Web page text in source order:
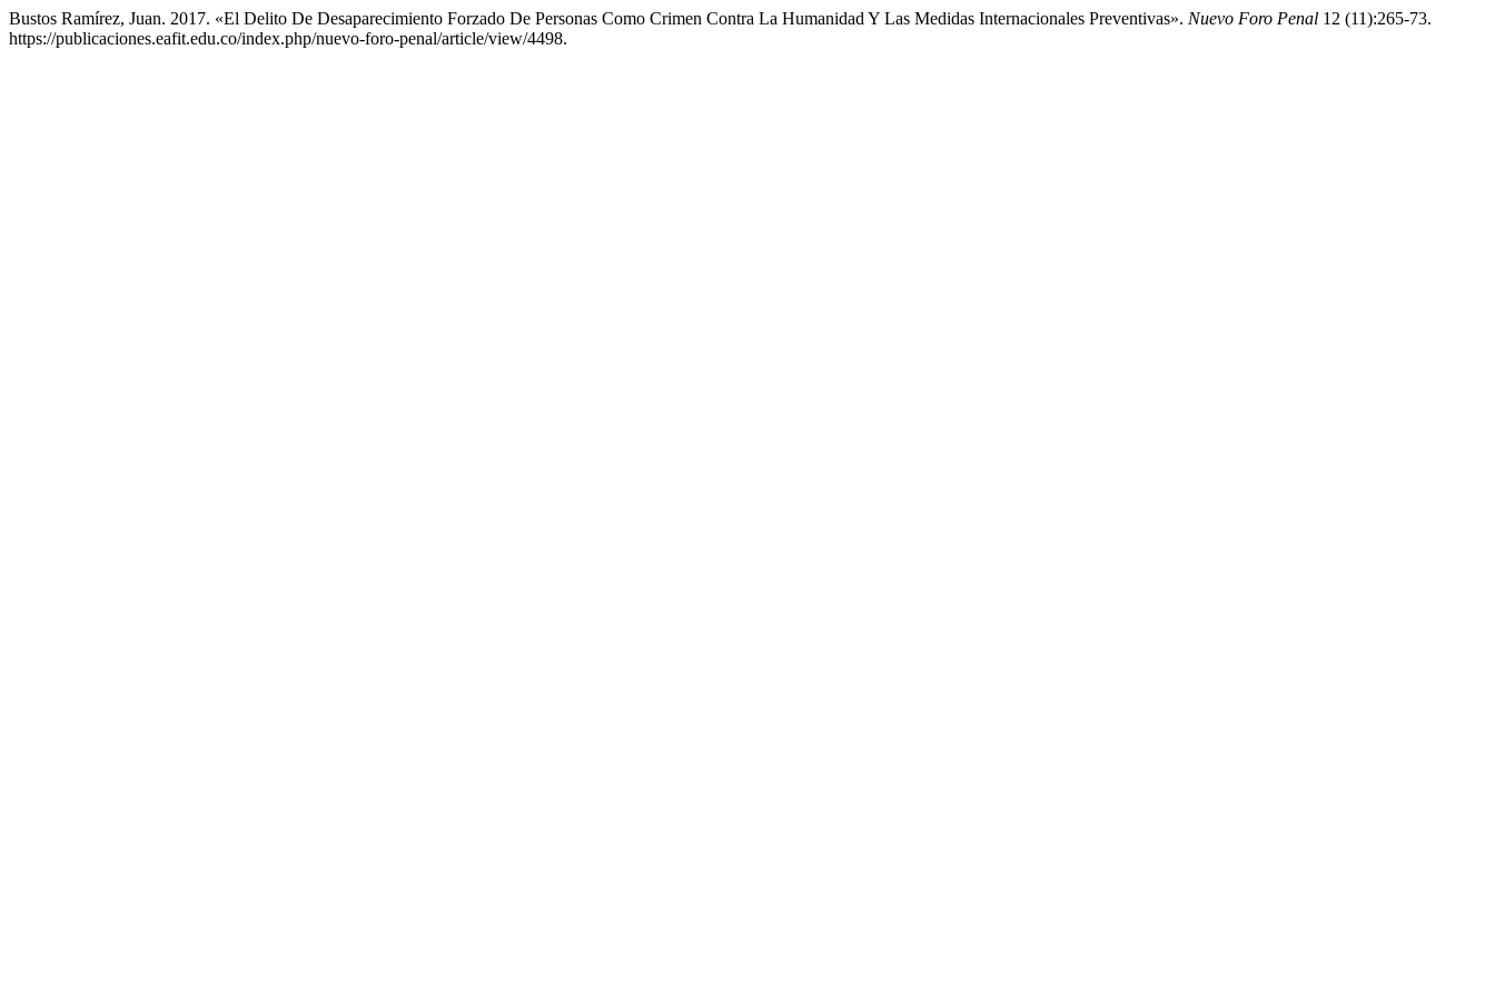
Bustos Ramírez, Juan. 2017. «El Delito De Desaparecimiento Forzado De Personas Como Crimen Contra La Humanidad Y Las Medidas Internacionales Preventivas». Nuevo Foro Penal 12 (11):265-73.
https://publicaciones.eafit.edu.co/index.php/nuevo-foro-penal/article/view/4498.